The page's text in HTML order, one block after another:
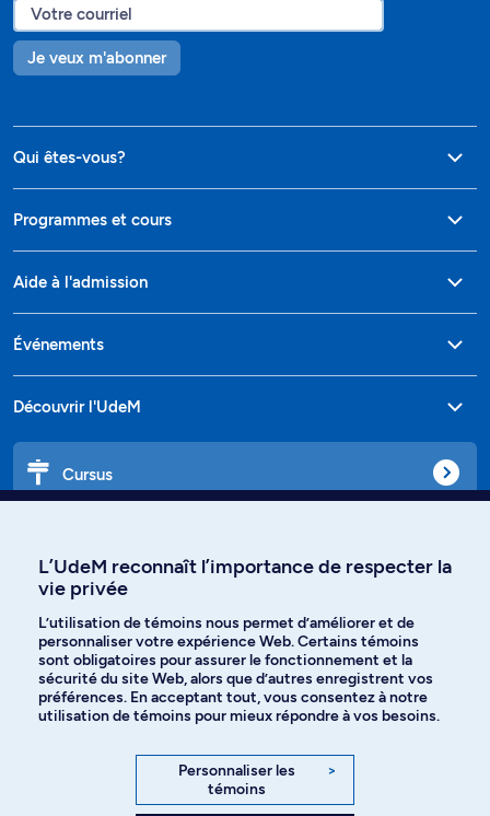
Je veux m'abonner
Qui êtes-vous?
Programmes et cours
Aide à l'admission
Événements
Découvrir l'UdeM
Cursus
Langues
Facebook Instagram
YouTube
L’UdeM reconnaît l’importance de respecter la
vie privée
L’utilisation de témoins nous permet d’améliorer et de
personnaliser votre expérience Web. Certains témoins
sont obligatoires pour assurer le fonctionnement et la
sécurité du site Web, alors que d’autres enregistrent vos
préférences. En acceptant tout, vous consentez à notre
utilisation de témoins pour mieux répondre à vos besoins.
Personnaliser les
témoins
>